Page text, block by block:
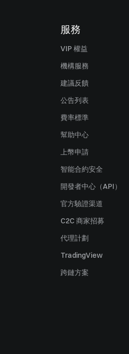
服務
VIP 權益
機構服務
建議反饋
公告列表
費率標準
幫助中心
上幣申請
智能合約安全
開發者中心（API）
官方驗證渠道
C2C 商家招募
代理計劃
TradingView
跨鏈方案